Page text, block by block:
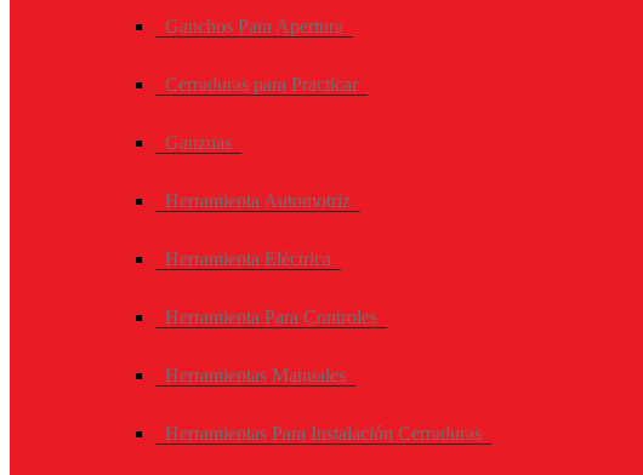
Ganchos Para Apertura
Cerraduras para Practicar
Ganzuas
Herramienta Automotriz
Herramienta Eléctrica
Herramienta Para Controles
Herramientas Manuales
Herramientas Para Instalación Cerraduras